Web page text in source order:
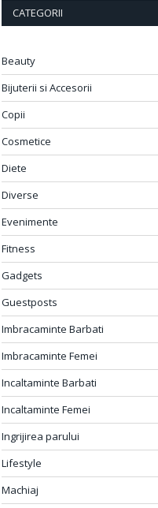
CATEGORII
Beauty
Bijuterii si Accesorii
Copii
Cosmetice
Diete
Diverse
Evenimente
Fitness
Gadgets
Guestposts
Imbracaminte Barbati
Imbracaminte Femei
Incaltaminte Barbati
Incaltaminte Femei
Ingrijirea parului
Lifestyle
Machiaj